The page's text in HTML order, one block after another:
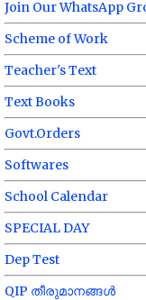
Join Our WhatsApp
Scheme of Work
Teacher's Text
Text Books
Govt.Orders
Softwares
School Calendar
SPECIAL DAY
Dep Test
QIP തീരുമാനങ്ങൾ